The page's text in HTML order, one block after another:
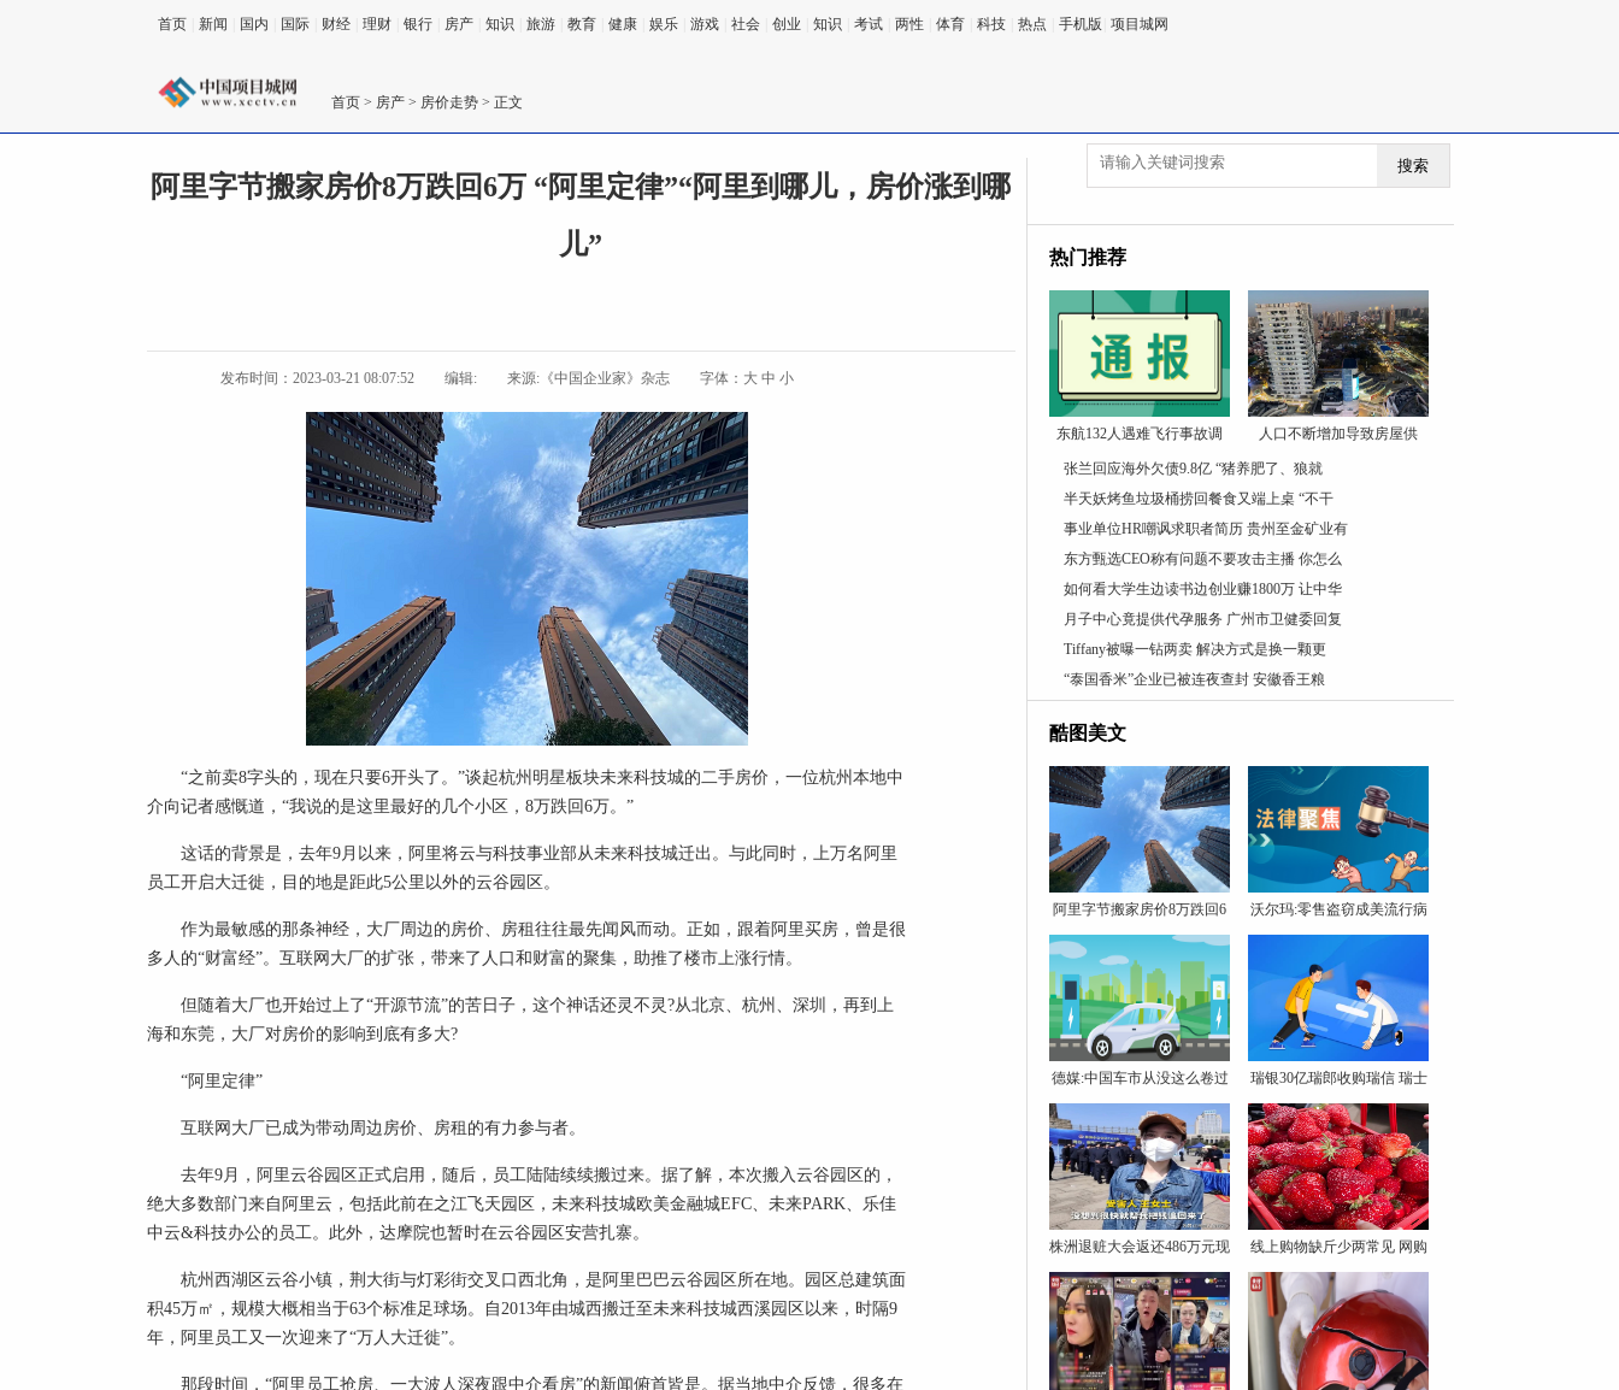
首页 新闻 国内 国际 财经 理财 银行 房产 知识 旅游 教育 健康 娱乐 游戏 社会 创业 知识 考试 两性 体育 科技 热点 手机版 项目城网
首页 > 房产 > 房价走势 > 正文
搜索
阿里字节搬家房价8万跌回6万 “阿里定律”“阿里到哪儿，房价涨到哪
儿”
发布时间：2023-03-21 08:07:52 编辑: 来源:《中国企业家》杂志 字体： 大 中 小
“之前卖8字头的，现在只要6开头了。”谈起杭州明星板块未来科技城的二手房价，一位杭州本地中
介向记者感慨道，“我说的是这里最好的几个小区，8万跌回6万。”
这话的背景是，去年9月以来，阿里将云与科技事业部从未来科技城迁出。与此同时，上万名阿里
员工开启大迁徙，目的地是距此5公里以外的云谷园区。
作为最敏感的那条神经，大厂周边的房价、房租往往最先闻风而动。正如，跟着阿里买房，曾是很
多人的“财富经”。互联网大厂的扩张，带来了人口和财富的聚集，助推了楼市上涨行情。
但随着大厂也开始过上了“开源节流”的苦日子，这个神话还灵不灵?从北京、杭州、深圳，再到上
海和东莞，大厂对房价的影响到底有多大?
“阿里定律”
互联网大厂已成为带动周边房价、房租的有力参与者。
去年9月，阿里云谷园区正式启用，随后，员工陆陆续续搬过来。据了解，本次搬入云谷园区的，
绝大多数部门来自阿里云，包括此前在之江飞天园区，未来科技城欧美金融城EFC、未来PARK、乐佳
中云&科技办公的员工。此外，达摩院也暂时在云谷园区安营扎寨。
杭州西湖区云谷小镇，荆大街与灯彩街交叉口西北角，是阿里巴巴云谷园区所在地。园区总建筑面
积45万㎡，规模大概相当于63个标准足球场。自2013年由城西搬迁至未来科技城西溪园区以来，时隔9
年，阿里员工又一次迎来了“万人大迁徙”。
那段时间，“阿里员工抢房、一大波人深夜跟中介看房”的新闻俯首皆是。据当地中介反馈，很多在
热门推荐
东航132人遇难飞行事故调 人口不断增加导致房屋供
张兰回应海外欠债9.8亿 “猪养肥了、狼就
半天妖烤鱼垃圾桶捞回餐食又端上桌 “不干
事业单位HR嘲讽求职者简历 贵州至金矿业有
东方甄选CEO称有问题不要攻击主播 你怎么
如何看大学生边读书边创业赚1800万 让中华
月子中心竟提供代孕服务 广州市卫健委回复
Tiffany被曝一钻两卖 解决方式是换一颗更
“泰国香米”企业已被连夜查封 安徽香王粮
酷图美文
阿里字节搬家房价8万跌回6
万
沃尔玛:零售盗窃成美流行病
德媒:中国车市从没这么卷过 瑞银30亿瑞郎收购瑞信 瑞士
株洲退赃大会返还486万元现 线上购物缺斤少两常见 网购